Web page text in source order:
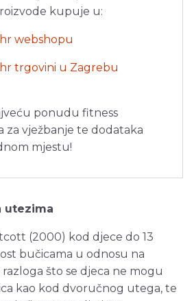
kupuje u:
webshopu
trgovini u Zagrebu
ponudu fitness
za vježbanje te dodataka
mjestu!
utezima
(2000) kod djece do 13
bučicama u odnosu na
što se djeca ne mogu
kao kod dvoručnog utega, te